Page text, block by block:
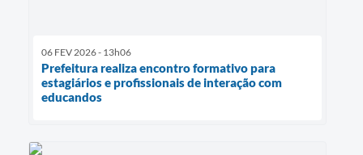
06 FEV 2026 - 13h06
Prefeitura realiza encontro formativo para
estagiários e profissionais de interação com
educandos